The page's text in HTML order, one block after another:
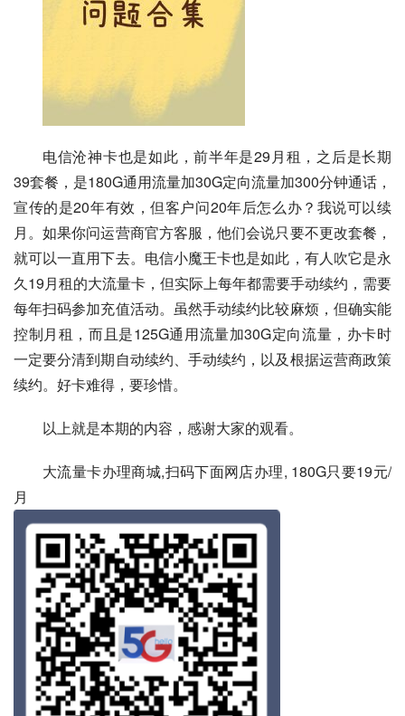
电信沧神卡也是如此，前半年是29月租，之后是长期
39套餐，是180G通用流量加30G定向流量加300分钟通话，
宣传的是20年有效，但客户问20年后怎么办？我说可以续
月。如果你问运营商官方客服，他们会说只要不更改套餐，
就可以一直用下去。电信小魔王卡也是如此，有人吹它是永
久19月租的大流量卡，但实际上每年都需要手动续约，需要
每年扫码参加充值活动。虽然手动续约比较麻烦，但确实能
控制月租，而且是125G通用流量加30G定向流量，办卡时
一定要分清到期自动续约、手动续约，以及根据运营商政策
续约。好卡难得，要珍惜。
以上就是本期的内容，感谢大家的观看。
大流量卡办理商城,扫码下面网店办理, 180G只要19元/
月